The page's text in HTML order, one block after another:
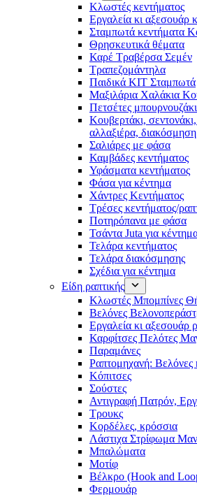
Κλωστές κεντήματος
Eργαλεία κι αξεσουάρ
Σταμπωτά κεντήματα
Θρησκευτικά θέματα
Καρέ Τραβέρσα Σεμέν
Τραπεζομάντηλα
Παιδικά KIT Σταμπωτά
Μαξιλάρια Χαλάκια
Πετσέτες
Κουβερτάκι,
αλλαξιέρα, διακόσμηση
Σαλιάρες με φάσα
Καμβάδες κεντήματος
Υφάσματα κεντήματος
Φάσα για κέντημα
Χάντρες Κεντήματος
Τρέσες κεντήματος/
Ποτηρόπανα με φάσα
Τσάντα Juta για
Τελάρα κεντήματος
Τελάρα διακόσμησης
Σχέδια για κέντημα
Είδη ραπτικής
Κλωστές Μπομπίνες
Βελόνες
Εργαλεία κι αξεσουάρ
Καρφίτσες Πελότες
Παραμάνες
Ραπτομηχανή: Βελόνες
Κόπιτσες
Σούστες
Αντιγραφή Πατρόν,
Τρουκς
Κορδέλες, κρόσσια
Λάστιχα Στρίφωμα
Μπαλώματα
Mοτίφ
Βέλκρο (Hook and
Φερμουάρ